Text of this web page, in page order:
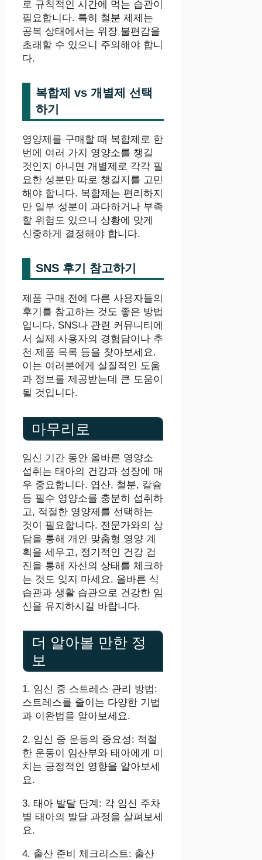
로 규칙적인 시간에 먹는 습관이
필요합니다. 특히 철분 제제는
공복 상태에서는 위장 불편감을
초래할 수 있으니 주의해야 합니
다.
복합제 vs 개별제 선택
하기
영양제를 구매할 때 복합제로 한
번에 여러 가지 영양소를 챙길
것인지 아니면 개별제로 각각 필
요한 성분만 따로 챙길지를 고민
해야 합니다. 복합제는 편리하지
만 일부 성분이 과다하거나 부족
할 위험도 있으니 상황에 맞게
신중하게 결정해야 합니다.
SNS 후기 참고하기
제품 구매 전에 다른 사용자들의
후기를 참고하는 것도 좋은 방법
입니다. SNS나 관련 커뮤니티에
서 실제 사용자의 경험담이나 추
천 제품 목록 등을 찾아보세요.
이는 여러분에게 실질적인 도움
과 정보를 제공받는데 큰 도움이
될 것입니다.
마무리로
임신 기간 동안 올바른 영양소
섭취는 태아의 건강과 성장에 매
우 중요합니다. 엽산, 철분, 칼슘
등 필수 영양소를 충분히 섭취하
고, 적절한 영양제를 선택하는
것이 필요합니다. 전문가와의 상
담을 통해 개인 맞춤형 영양 계
획을 세우고, 정기적인 건강 검
진을 통해 자신의 상태를 체크하
는 것도 잊지 마세요. 올바른 식
습관과 생활 습관으로 건강한 임
신을 유지하시길 바랍니다.
더 알아볼 만한 정
보
1. 임신 중 스트레스 관리 방법:
스트레스를 줄이는 다양한 기법
과 이완법을 알아보세요.
2. 임신 중 운동의 중요성: 적절
한 운동이 임산부와 태아에게 미
치는 긍정적인 영향을 알아보세
요.
3. 태아 발달 단계: 각 임신 주차
별 태아의 발달 과정을 살펴보세
요.
4. 출산 준비 체크리스트: 출산